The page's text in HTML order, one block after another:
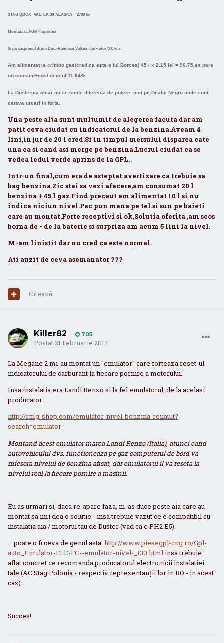
STAG QBOX –VALTEK.30-ALASKA = 2700 lei
Montata la AGR -Toporasi
Si pe cai,primul drum Buc.-Ramnicu Valcea =tur-retur 380 km.
Am alimentat la crimbo gas(cred ca este a lui Borcea) 45 l x 2.15 lei = 96.75,se pare
un consum+cost decent 11.84%
La Dusterica chiar nu se simte diferenta de putere, nici pe Dealul Negru unde sunt
cateva urcari in forta.
Una peste alta sunt multumit de alegerea facuta dar am
patit ceva ciudat cu indicatorul de la benzina.Aveam 4
lini,in jur de 20 l cred.Si in timpul mersului disparea cate
una ca si cand asi merge pe benzina.Lucrul ciudat ca se
vedea ledul verde aprins de la GPL.
Intr-un final,cum era de asteptat avertizare ca trebuie sa
bag benzina.Zic stai sa vezi afacere,am consumat 20 l
benzina + 45 l gaz.Find precaut am alimentat 10 l si nu
indica niciun nivel.Pac pun mana pe tel.si sun pe baieti
care au montat.Forte receptivi si ok,Solutia oferita ,am scos
borna de - de la baterie si surpriza am acum 5 lini la nivel.
M-am linistit dar nu cred ca este normal.
Ati auzit de ceva asemanator ???
Citează
Killer82 705
Postat21 Februarie 2017
La Megane 2 mi-au montat un "emulator" care forteaza reset-ul
indicatorului de carburant la fiecare pornire a motorului.
Insa instalatia era Landi Renzo si la fel emulatorul, de la acelasi
producator:
http://rmg-shop.com/emulator-nivel-benzina-renault?
search=emulator
Montand acest emulator marca Landi Renzo (Italia), atunci cand
autovehiculul dvs. functioneaza pe gaz computerul de bord va
micsora nivelul de benzina afisat, dar emulatorul il va reseta la
nivelul real la fiecare pornire a masinii.
Eu as urmari si, daca re-apare faza, m-as duce peste aia care au
montat sa imi dea o solutie - insa trebuie vazut ce e compatibil cu
instalatia aia / motorul tau de Duster (vad ca e PH2 E5).
... poate o fi ceva de genul asta: http://www.piesegpl-cng.ro/Gpl-
auto_Emulator-FLE-FC--emulator-nivel-_130.htmlinsa trebuie
aflat concret ce recomanda producatorul electronicii instalatiei
tale (AC Stag Polonia - respectiv reprezentanții lor in RO - in acest
caz).
Succes!